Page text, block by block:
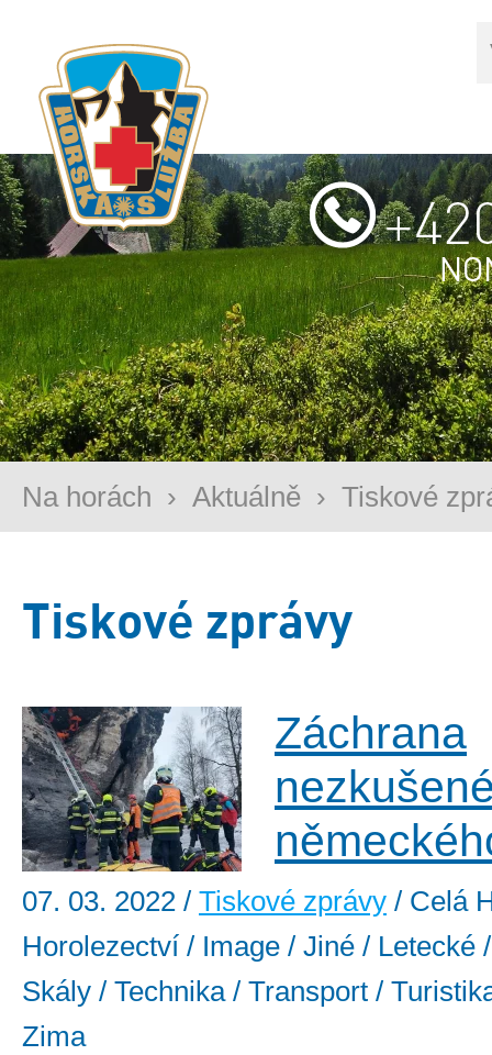
Na horách › Aktuálně › Tiskové
Tiskové zprávy
Záchrana
07. 03. 2022 / Tiskové zprávy / Celá
Horolezectví / Image / Jiné / Letecké
Skály / Technika / Transport /
Zima